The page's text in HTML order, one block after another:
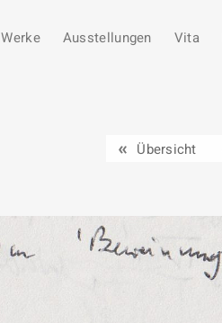
Werke Ausstellungen Vita
Übersicht